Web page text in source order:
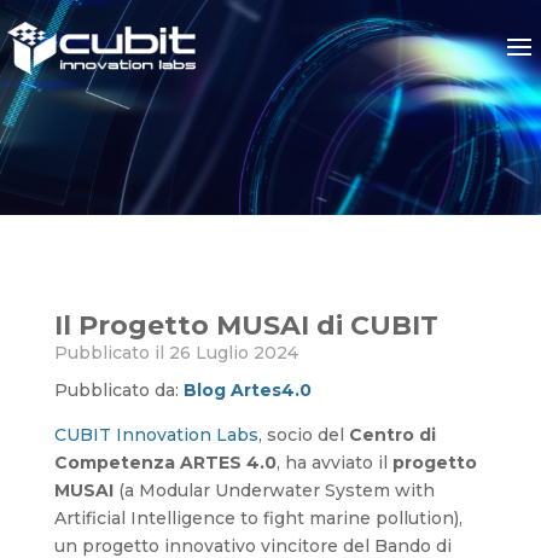
Il Progetto MUSAI di CUBIT
Il Progetto MUSAI di CUBIT
Pubblicato il 26 Luglio 2024
Pubblicato da: Blog Artes4.0
CUBIT Innovation Labs, socio del Centro di
Competenza ARTES 4.0, ha avviato il progetto
MUSAI(a Modular Underwater System with
Artificial Intelligence to fight marine pollution),
un progetto innovativo vincitore del Bando di